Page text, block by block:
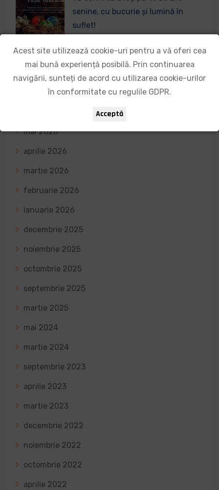
senine, cu bucurie și lumină în
suflet!
Arhivă informații
mai 2026
aprilie 2026
martie 2026
februarie 2026
ianuarie 2026
decembrie 2025
noiembrie 2025
octombrie 2025
septembrie 2025
martie 2025
mai 2024
martie 2024
septembrie 2023
aprilie 2023
martie 2023
decembrie 2022
noiembrie 2022
octombrie 2022
aprilie 2022
Acest site utilizează cookie-uri pentru a vă oferi cea
mai bună experiență posibilă. Prin continuarea
navigării, sunteți de acord cu utilizarea cookie-urilor
în conformitate cu regulile GDPR.
Acceptă